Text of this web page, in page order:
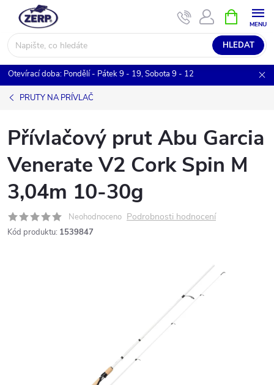
obsah
HLEDAT
NÁKUPNÍ
KOŠÍK
Otevírací doba: Pondělí - Pátek 9 - 19, Sobota 9 - 12
PRUTY NA PRÍVLAČ
Přívlačový prut Abu Garcia
Venerate V2 Cork Spin M
3,04m 10-30g
Neohodnoceno Podrobnosti hodnocení
Kód produktu: 1539847